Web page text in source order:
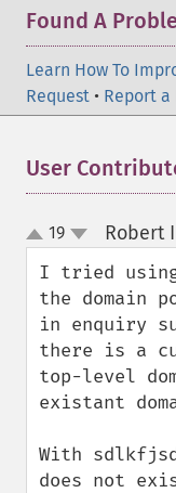
Found A
Learn How To
Request • Report a
User
up
down
19 Robert
I tried
the domain
in enquiry
there is a
top-level
existant
With
does not